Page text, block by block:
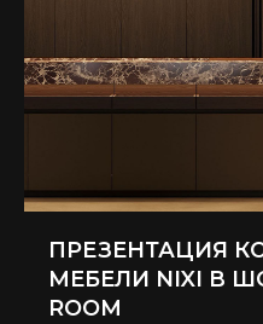
ПРЕЗЕНТАЦИЯ
МЕБЕЛИ NIXI В
ROOM